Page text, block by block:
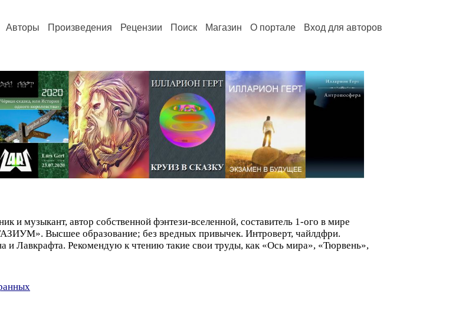
Авторы Произведения Рецензии Поиск Магазин О портале Вход для авторов
и музыкант, автор собственной фэнтези-вселенной, составитель 1-ого в мире
Высшее образование; без вредных привычек. Интроверт, чайлдфри.
Лавкрафта. Рекомендую к чтению такие свои труды, как «Ось мира», «Тюрвень»,